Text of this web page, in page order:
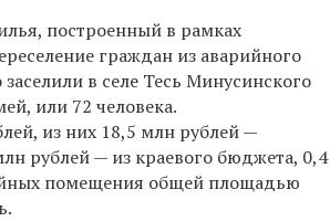
построенный в рамках
граждан из аварийного
в селе Тесь Минусинского
или 72 человека.
из них 18,5 млн рублей —
рублей — из краевого бюджета, 0,4
помещения общей площадью